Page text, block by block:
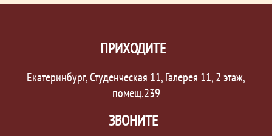
ПРИХОДИТЕ
Екатеринбург, Студенческая 11, Галерея 11, 2 этаж,
помещ.239
ЗВОНИТЕ